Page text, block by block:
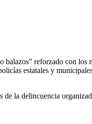
balazos” reforzado con los
estatales y
la delincuencia